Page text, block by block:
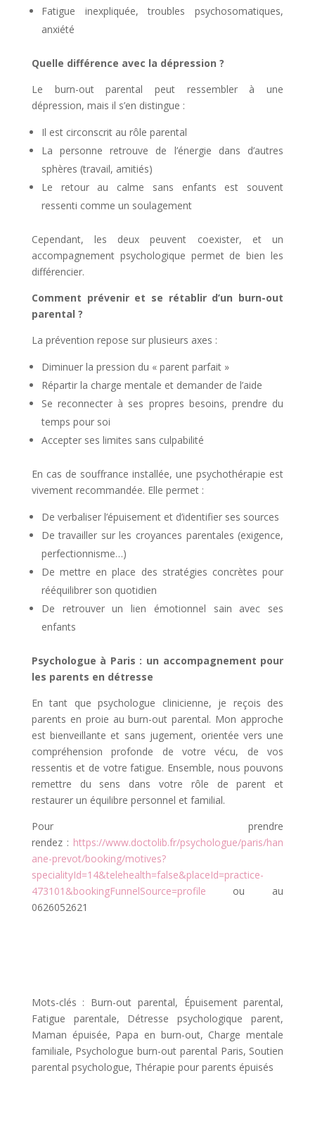
Fatigue inexpliquée, troubles psychosomatiques,
anxiété
Quelle différence avec la dépression ?
Le burn-out parental peut ressembler à une
dépression, mais il s’en distingue :
Il est circonscrit au rôle parental
La personne retrouve de l’énergie dans d’autres
sphères (travail, amitiés)
Le retour au calme sans enfants est souvent
ressenti comme un soulagement
Cependant, les deux peuvent coexister, et un
accompagnement psychologique permet de bien les
différencier.
Comment prévenir et se rétablir d’un burn-out
parental ?
La prévention repose sur plusieurs axes :
Diminuer la pression du « parent parfait »
Répartir la charge mentale et demander de l’aide
Se reconnecter à ses propres besoins, prendre du
temps pour soi
Accepter ses limites sans culpabilité
En cas de souffrance installée, une psychothérapie est
vivement recommandée. Elle permet :
De verbaliser l’épuisement et d’identifier ses sources
De travailler sur les croyances parentales (exigence,
perfectionnisme…)
De mettre en place des stratégies concrètes pour
rééquilibrer son quotidien
De retrouver un lien émotionnel sain avec ses
enfants
Psychologue à Paris : un accompagnement pour
les parents en détresse
En tant que psychologue clinicienne, je reçois des
parents en proie au burn-out parental. Mon approche
est bienveillante et sans jugement, orientée vers une
compréhension profonde de votre vécu, de vos
ressentis et de votre fatigue. Ensemble, nous pouvons
remettre du sens dans votre rôle de parent et
restaurer un équilibre personnel et familial.
Pour prendre
rendez : https://www.doctolib.fr/psychologue/paris/han
ane-prevot/booking/motives?
specialityId=14&telehealth=false&placeId=practice-
473101&bookingFunnelSource=profile ou au
0626052621
Mots-clés : Burn-out parental, Épuisement parental,
Fatigue parentale, Détresse psychologique parent,
Maman épuisée, Papa en burn-out, Charge mentale
familiale, Psychologue burn-out parental Paris, Soutien
parental psychologue, Thérapie pour parents épuisés